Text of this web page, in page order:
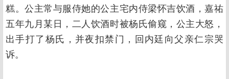
糕。公主常与服侍她的公主宅内侍梁怀吉饮酒，嘉祐
五年九月某日，二人饮酒时被杨氏偷窥，公主大怒，
出手打了杨氏，并夜扣禁门，回内廷向父亲仁宗哭
诉。